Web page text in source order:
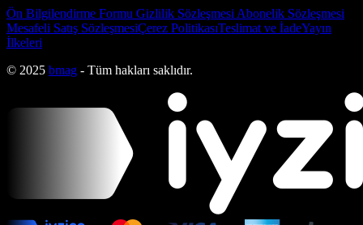
Ön Bilgilendirme Formu Gizlilik Sözleşmesi Abonelik Sözleşmesi
Mesafeli Satış SözleşmesiÇerez PolitikasıTeslimat ve İadeYayın
İlkeleri
© 2025 bmag - Tüm hakları saklıdır.